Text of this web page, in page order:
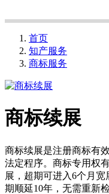
首页
知产服务
商标服务
商标续展
商标续展是注册商标有
法定程序。商标专用权
展，超期可进入6个月
期顺延10年，无需重新